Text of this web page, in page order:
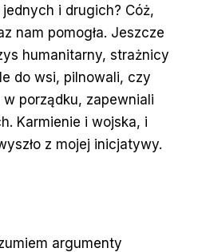
i drugich? Cóż,
nam pomogła. Jeszcze
humanitarny, strażnicy
do wsi, pilnowali, czy
porządku, zapewniali
Karmienie i wojska, i
z mojej inicjatywy.
argumenty